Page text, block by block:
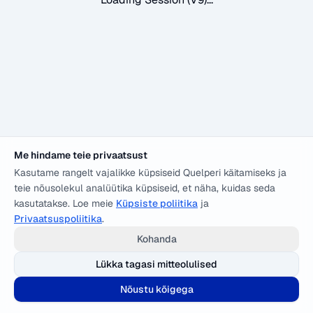
Me hindame teie privaatsust
Kasutame rangelt vajalikke küpsiseid Quelperi käitamiseks ja
teie nõusolekul analüütika küpsiseid, et näha, kuidas seda
kasutatakse. Loe meie Küpsiste poliitika ja
Privaatsuspoliitika.
Kohanda
Lükka tagasi mitteolulised
Nõustu kõigega